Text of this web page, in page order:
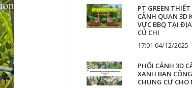
PT GREEN THIẾT
CẢNH QUAN 3D
VỰC BBQ TẠI
CỦ CHI
17:01 04/12/2025
PHỐI CẢNH 3D
XANH BAN CÔNG
CHUNG CƯ CHO